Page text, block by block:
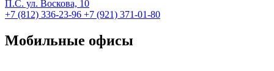
П.С. ул. Воскова, 10
+7 (812) 336-23-96 +7 (921) 371-01-80
Мобильные офисы